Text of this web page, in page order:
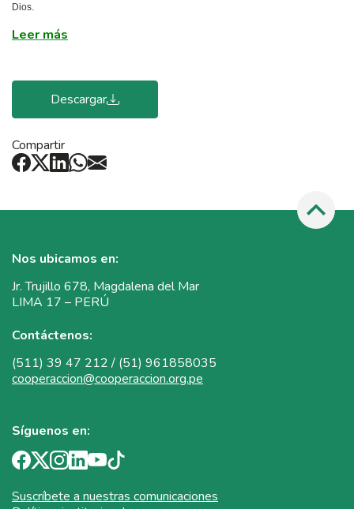
Dios.
Leer más
Descargar
Compartir
Nos ubicamos en:
Jr. Trujillo 678, Magdalena del Mar
LIMA 17 – PERÚ
Contáctenos:
(511) 39 47 212 / (51) 961858035
cooperaccion@cooperaccion.org.pe
Síguenos en:
Suscríbete a nuestras comunicaciones